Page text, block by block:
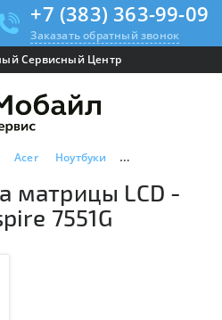
+7 (383) 363-99-09
Заказать обратный звонок
Сервисный Центр
Acer Ноутбуки Acer Aspire 7551G
матрицы LCD -
7551G